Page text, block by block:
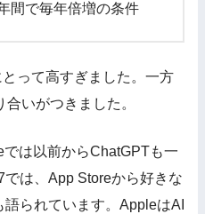
間で毎年倍増の条件
って高すぎました。一方
いがつきました。
は以前からChatGPTも一
は、App Storeから好きな
語られています。AppleはAI